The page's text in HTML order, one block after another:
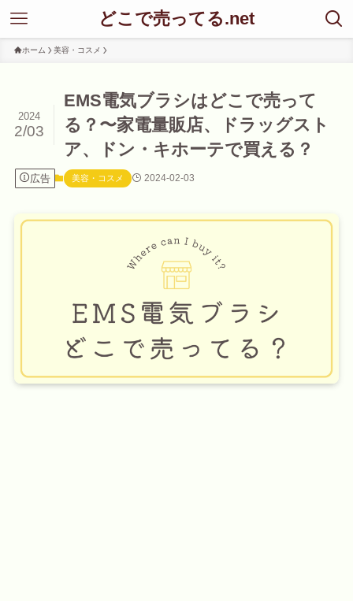
どこで売ってる.net
ホーム 美容・コスメ
EMS電気ブラシはどこで売って
る？〜家電量販店、ドラッグスト
ア、ドン・キホーテで買える？
2024
2/03
広告 美容・コスメ 2024-02-03